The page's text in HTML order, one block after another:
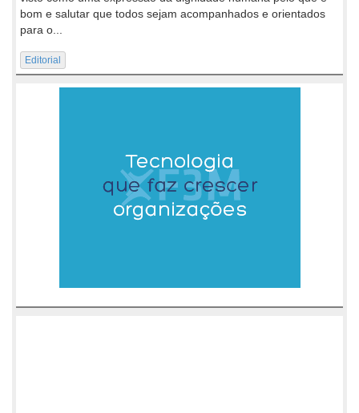
bom e salutar que todos sejam acompanhados e orientados
para o...
Editorial